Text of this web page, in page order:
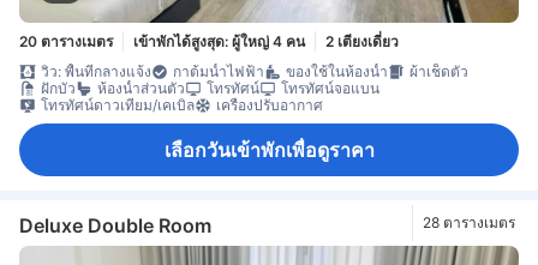
20 ตารางเมตร เข้าพักได้สูงสุด: ผู้ใหญ่ 4 คน
2 เตียงเดี่ยว
วิว: พื้นที่กลางแจ้ง
กาต้มน้ำไฟฟ้า ของใช้ในห้องน้ำ
ผ้าเช็ดตัว
ฝักบัว
ห้องน้ำส่วนตัว โทรทัศน์
โทรทัศน์จอแบน
โทรทัศน์ดาวเทียม/เคเบิล
เครื่องปรับอากาศ
เลือกวันเข้าพักเพื่อดูราคา
Deluxe Double Room 28 ตารางเมตร